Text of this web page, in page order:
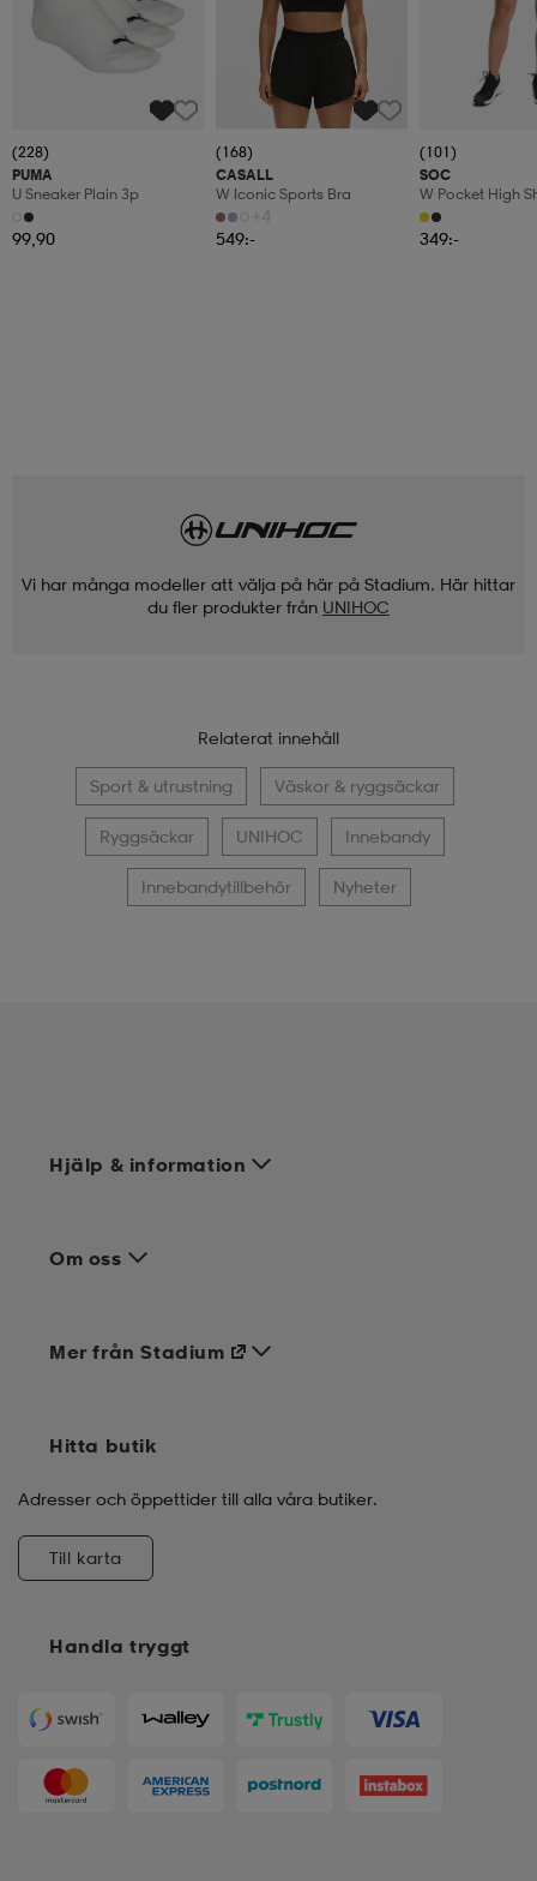
(228)
PUMA
U Sneaker Plain 3p
99,90
(168)
CASALL
W Iconic Sports Bra
+4
549:-
(101)
SOC
W Pocket High
349:-
Vi har många modeller att välja på här på Stadium. Här hittar
du fler produkter från UNIHOC
Relaterat innehåll
Sport & utrustning Väskor & ryggsäckar
Ryggsäckar UNIHOC Innebandy
Innebandytillbehör Nyheter
Hjälp & information
Om oss
Handla tryggt
Mer från Stadium
Hitta butik
Adresser och öppettider till alla våra butiker.
Till karta